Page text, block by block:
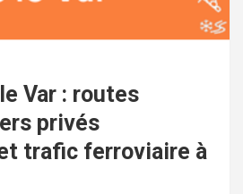
Var : routes
privés
trafic ferroviaire à